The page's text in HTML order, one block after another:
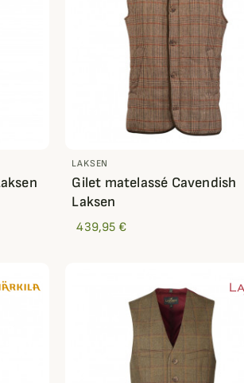
LAKSEN
Gilet matelassé Cavendish
Laksen
439,95 €